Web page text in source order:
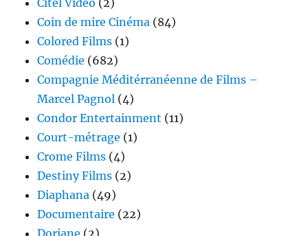
Coin de mire Cinéma (84)
Colored Films (1)
Comédie (682)
Compagnie Méditérranéenne de Films –
Marcel Pagnol (4)
Condor Entertainment (11)
Court-métrage (1)
Crome Films (4)
Destiny Films (2)
Diaphana (49)
Documentaire (22)
Doriane (2)